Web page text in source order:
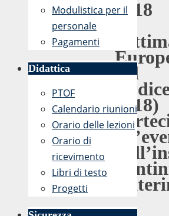
2018
del
2018)
Modulistica per il
personale
Pagamenti
Didattica
PTOF
Calendario riunioni
Orario delle lezioni
Orario di
ricevimento
Libri di testo
Progetti